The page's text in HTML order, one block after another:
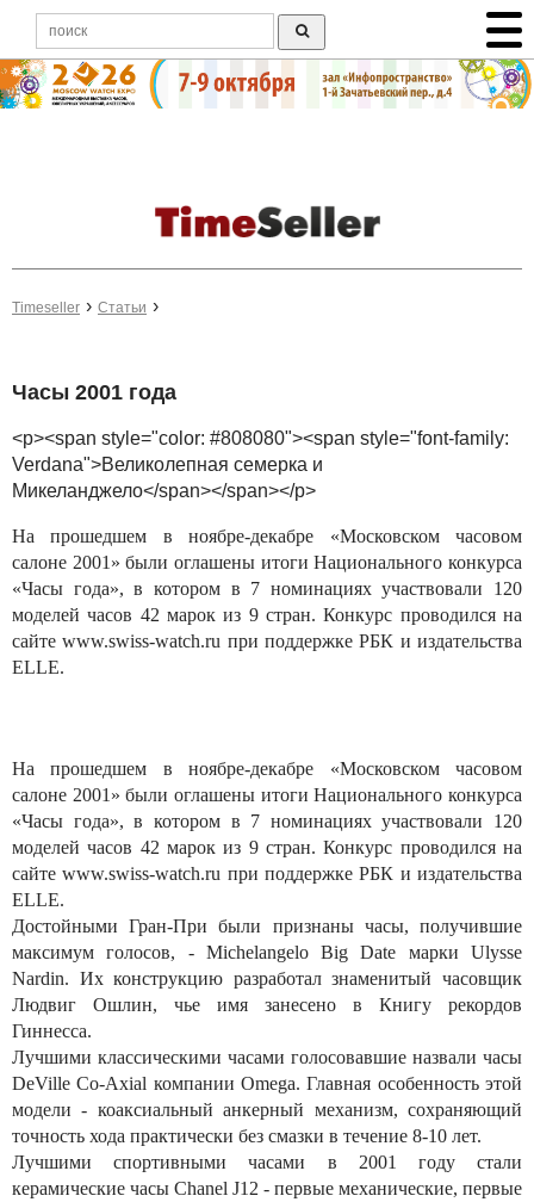
Timeseller Статьи
Часы 2001 года
<p><span style="color: #808080"><span style="font-family:
Verdana">Великолепная семерка и
Микеланджело</span></span></p>
На прошедшем в ноябре-декабре «Московском часовом
салоне 2001» были оглашены итоги Национального конкурса
«Часы года», в котором в 7 номинациях участвовали 120
моделей часов 42 марок из 9 стран. Конкурс проводился на
сайте www.swiss-watch.ru при поддержке РБК и издательства
ELLE.
На прошедшем в ноябре-декабре «Московском часовом
салоне 2001» были оглашены итоги Национального конкурса
«Часы года», в котором в 7 номинациях участвовали 120
моделей часов 42 марок из 9 стран. Конкурс проводился на
сайте www.swiss-watch.ru при поддержке РБК и издательства
ELLE.
Достойными Гран-При были признаны часы, получившие
максимум голосов, - Michelangelo Big Date марки Ulysse
Nardin. Их конструкцию разработал знаменитый часовщик
Людвиг Ошлин, чье имя занесено в Книгу рекордов
Гиннесса.
Лучшими классическими часами голосовавшие назвали часы
DeVille Co-Axial компании Omega. Главная особенность этой
модели - коаксиальный анкерный механизм, сохраняющий
точность хода практически без смазки в течение 8-10 лет.
Лучшими спортивными часами в 2001 году стали
керамические часы Chanel J12 - первые механические, первые